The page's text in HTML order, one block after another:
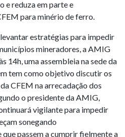
e reduza em parte e
para minério de ferro.
estratégias para impedir
mineradores, a AMIG
14h, uma assembleia na sede da
tem como objetivo discutir os
CFEM na arrecadação dos
o presidente da AMIG,
vigilante para impedir
sonegando
passem a cumprir fielmente a